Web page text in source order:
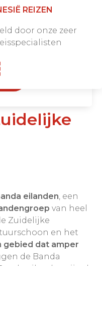
REIZEN
door onze zeer
eilanden, een
van heel
Zuidelijke
en het
gebied dat amper
de Banda
eilanden zijn de
vandaan, met alle
bevolking van